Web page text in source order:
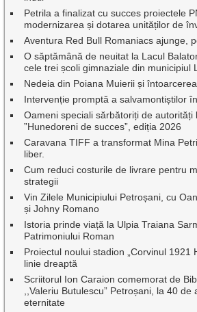
Petrila a finalizat cu succes proiectele
modernizarea și dotarea unităților de
Aventura Red Bull Romaniacs ajunge,
O săptămână de neuitat la Lacul
cele trei școli gimnaziale din municipiul
Nedeia din Poiana Muierii și
Intervenție promptă a salvamontiștilor
Oameni speciali sărbătoriți de autorități
”Hunedoreni de succes”, ediția 2026
Caravana TIFF a transformat Mina
liber.
Cum reduci costurile de livrare pentru
strategii
Vin Zilele Municipiului Petroșani, cu
și Johny Romano
Istoria prinde viață la Ulpia Traiana
Patrimoniului Roman
Proiectul noului stadion „Corvinul 1921
linie dreaptă
Scriitorul Ion Caraion comemorat de
,,Valeriu Butulescu” Petroșani, la 40
eternitate